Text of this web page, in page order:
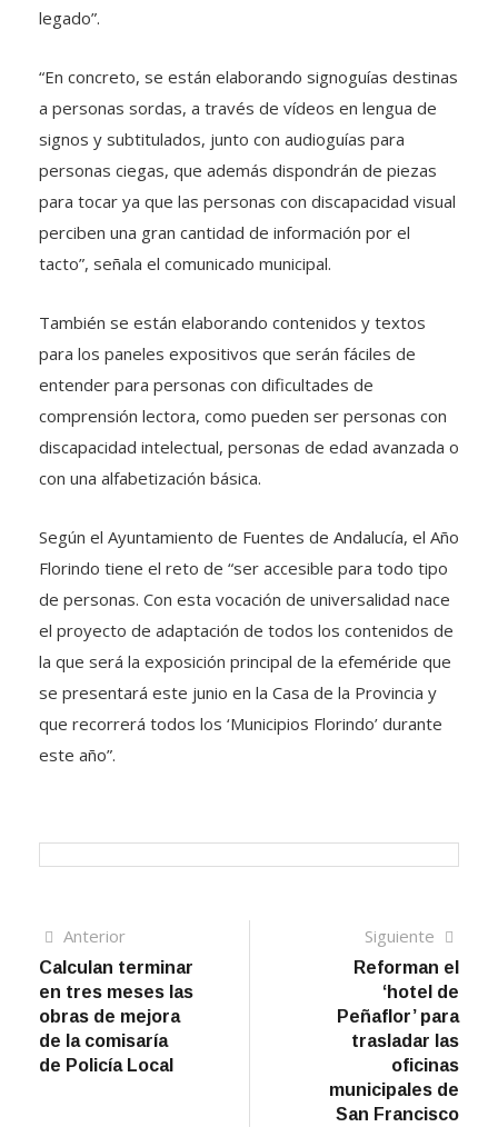
legado”.
“En concreto, se están elaborando signoguías destinas
a personas sordas, a través de vídeos en lengua de
signos y subtitulados, junto con audioguías para
personas ciegas, que además dispondrán de piezas
para tocar ya que las personas con discapacidad visual
perciben una gran cantidad de información por el
tacto”, señala el comunicado municipal.
También se están elaborando contenidos y textos
para los paneles expositivos que serán fáciles de
entender para personas con dificultades de
comprensión lectora, como pueden ser personas con
discapacidad intelectual, personas de edad avanzada o
con una alfabetización básica.
Según el Ayuntamiento de Fuentes de Andalucía, el Año
Florindo tiene el reto de “ser accesible para todo tipo
de personas. Con esta vocación de universalidad nace
el proyecto de adaptación de todos los contenidos de
la que será la exposición principal de la efeméride que
se presentará este junio en la Casa de la Provincia y
que recorrerá todos los ‘Municipios Florindo’ durante
este año”.
Navegación
de
entradas
AnteriorArtículo
anterior
Calculan terminar
en tres meses las
obras de mejora
de la comisaría
de Policía Local
Siguiente
Reforman el
‘hotel de
Peñaflor’ para
trasladar las
oficinas
municipales de
San Francisco